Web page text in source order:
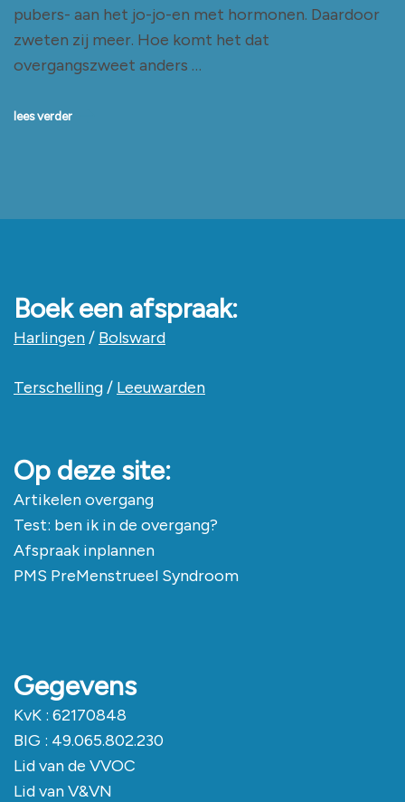
pubers- aan het jo-jo-en met hormonen. Daardoor
zweten zij meer. Hoe komt het dat
overgangszweet anders …
lees verder
Boek een afspraak:
Harlingen/ Bolsward
Terschelling/ Leeuwarden
Op deze site:
Artikelen overgang
Test: ben ik in de overgang?
Afspraak inplannen
PMS PreMenstrueel Syndroom
Gegevens
KvK : 62170848
BIG : 49.065.802.230
Lid van de VVOC
Lid van V&VN